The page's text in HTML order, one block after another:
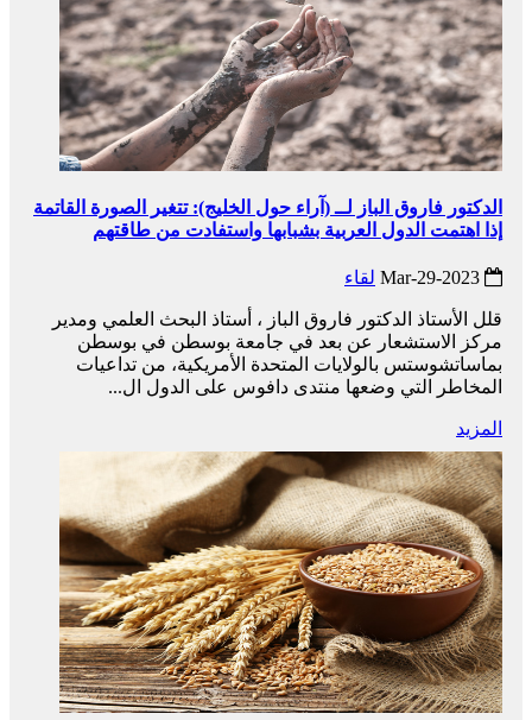
الدكتور فاروق الباز لــ (آراء حول الخليج): تتغير الصورة القاتمة
إذا اهتمت الدول العربية بشبابها واستفادت من طاقتهم
لقاء
قلل الأستاذ الدكتور فاروق الباز ، أستاذ البحث العلمي ومدير
مركز الاستشعار عن بعد في جامعة بوسطن في بوسطن
بماساتشوستس بالولايات المتحدة الأمريكية، من تداعيات
المخاطر التي وضعها منتدى دافوس على الدول ال...
المزيد